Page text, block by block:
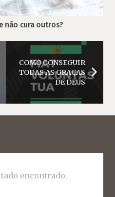
não cura outros?
COMO CONSEGUIR
TODAS AS GRAÇAS
DE DEUS
encontrado.